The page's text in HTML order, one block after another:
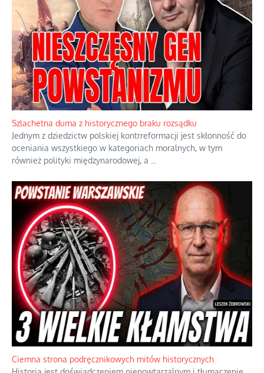
Szlachetna duma z historycznego braku rozsądku
Jednym z dziedzictw polskiej kontrreformacji jest skłonność do
oceniania wszystkiego w kategoriach moralnych, w tym
również polityki międzynarodowej, a
Ciemna strona podręcznikowych mitów historycznych